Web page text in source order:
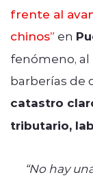
frente al
chinos” en
fenómeno,
barberías de
catastro
tributario,
“No hay